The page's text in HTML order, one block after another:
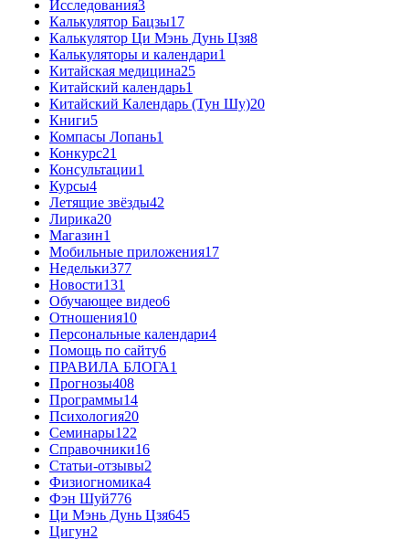
Исследования3
Калькулятор Бацзы17
Калькулятор Ци Мэнь Дунь Цзя8
Калькуляторы и календари1
Китайская медицина25
Китайский календарь1
Китайский Календарь (Тун Шу)20
Книги5
Компасы Лопань1
Конкурс21
Консультации1
Курсы4
Летящие звёзды42
Лирика20
Магазин1
Мобильные приложения17
Недельки377
Новости131
Обучающее видео6
Отношения10
Персональные календари4
Помощь по сайту6
ПРАВИЛА БЛОГА1
Прогнозы408
Программы14
Психология20
Семинары122
Справочники16
Статьи-отзывы2
Физиогномика4
Фэн Шуй776
Ци Мэнь Дунь Цзя645
Цигун2